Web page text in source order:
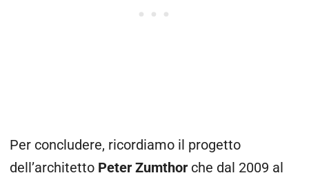
Per concludere, ricordiamo il progetto
dell’architetto Peter Zumthor che dal 2009 al